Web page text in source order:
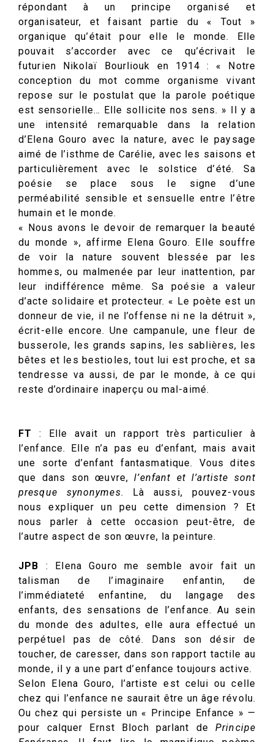
répondant à un principe organisé et
organisateur, et faisant partie du « Tout »
organique qu’était pour elle le monde. Elle
pouvait s’accorder avec ce qu’écrivait le
futurien Nikolaï Bourliouk en 1914 : « Notre
conception du mot comme organisme vivant
repose sur le postulat que la parole poétique
est sensorielle… Elle sollicite nos sens. » Il y a
une intensité remarquable dans la relation
d’Elena Gouro avec la nature, avec le paysage
aimé de l’isthme de Carélie, avec les saisons et
particulièrement avec le solstice d’été. Sa
poésie se place sous le signe d’une
perméabilité sensible et sensuelle entre l’être
humain et le monde.
« Nous avons le devoir de remarquer la beauté
du monde », affirme Elena Gouro. Elle souffre
de voir la nature souvent blessée par les
hommes, ou malmenée par leur inattention, par
leur indifférence même. Sa poésie a valeur
d’acte solidaire et protecteur. « Le poète est un
donneur de vie, il ne l’offense ni ne la détruit »,
écrit-elle encore. Une campanule, une fleur de
busserole, les grands sapins, les sablières, les
bêtes et les bestioles, tout lui est proche, et sa
tendresse va aussi, de par le monde, à ce qui
reste d’ordinaire inaperçu ou mal-aimé.
FT
: Elle avait un rapport très particulier à
l’enfance. Elle n’a pas eu d’enfant, mais avait
une sorte d’enfant fantasmatique. Vous dites
que dans son œuvre,l’enfant et l’artiste sont
presque synonymes. Là aussi, pouvez-vous
nous expliquer un peu cette dimension ? Et
nous parler à cette occasion peut-être, de
l’autre aspect de son œuvre, la peinture.
JPB : Elena Gouro me semble avoir fait un
talisman de l’imaginaire enfantin, de
l’immédiateté enfantine, du langage des
enfants, des sensations de l’enfance. Au sein
du monde des adultes, elle aura effectué un
perpétuel pas de côté. Dans son désir de
toucher, de caresser, dans son rapport tactile au
monde, il y a une part d’enfance toujours active.
Selon Elena Gouro, l’artiste est celui ou celle
chez qui l’enfance ne saurait être un âge révolu.
Ou chez qui persiste un « Principe Enfance » —
pour calquer Ernst Bloch parlant dePrincipe